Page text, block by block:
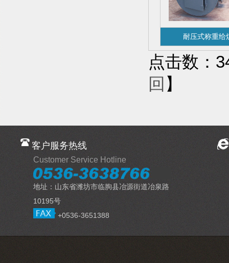
耐压式称重给
点击数：
回 】
客户服务热线
Customer Service Hotline
地址：山东省潍坊市临朐县冶源街道冶泉路
10195号
+0536-3651388